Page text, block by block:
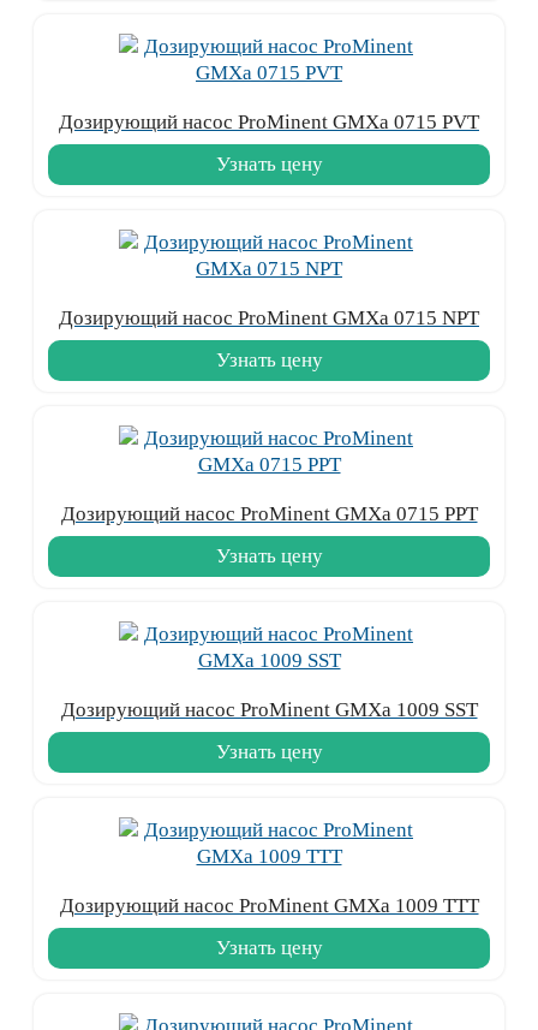
Дозирующий насос ProMinent GMXa 0715 PVT
Узнать цену
Дозирующий насос ProMinent GMXa 0715 NPT
Узнать цену
Дозирующий насос ProMinent GMXa 0715 PPT
Узнать цену
Дозирующий насос ProMinent GMXa 1009 SST
Узнать цену
Дозирующий насос ProMinent GMXa 1009 TTT
Узнать цену